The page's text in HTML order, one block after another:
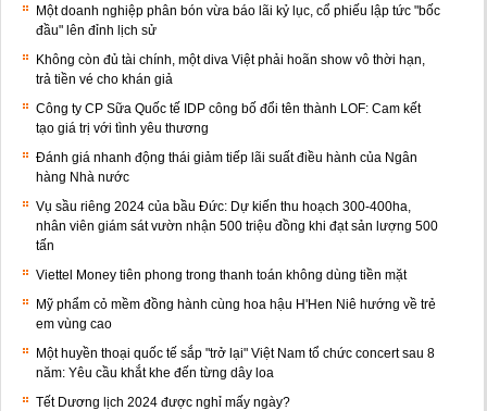
Một doanh nghiệp phân bón vừa báo lãi kỷ lục, cổ phiếu lập tức "bốc
đầu" lên đỉnh lịch sử
Không còn đủ tài chính, một diva Việt phải hoãn show vô thời hạn,
trả tiền vé cho khán giả
Công ty CP Sữa Quốc tế IDP công bố đổi tên thành LOF: Cam kết
tạo giá trị với tình yêu thương
Đánh giá nhanh động thái giảm tiếp lãi suất điều hành của Ngân
hàng Nhà nước
Vụ sầu riêng 2024 của bầu Đức: Dự kiến thu hoạch 300-400ha,
nhân viên giám sát vườn nhận 500 triệu đồng khi đạt sản lượng 500
tấn
Viettel Money tiên phong trong thanh toán không dùng tiền mặt
Mỹ phẩm cỏ mềm đồng hành cùng hoa hậu H'Hen Niê hướng về trẻ
em vùng cao
Một huyền thoại quốc tế sắp "trở lại" Việt Nam tổ chức concert sau 8
năm: Yêu cầu khắt khe đến từng dây loa
Tết Dương lịch 2024 được nghỉ mấy ngày?